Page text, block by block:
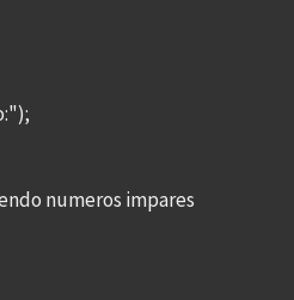
numeros impares